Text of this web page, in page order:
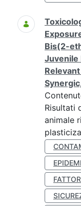
Bis(2-
Juvenile
Risultati
animale